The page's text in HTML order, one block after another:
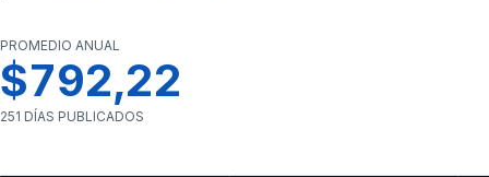
PROMEDIO ANUAL
$792,22
251 DÍAS PUBLICADOS